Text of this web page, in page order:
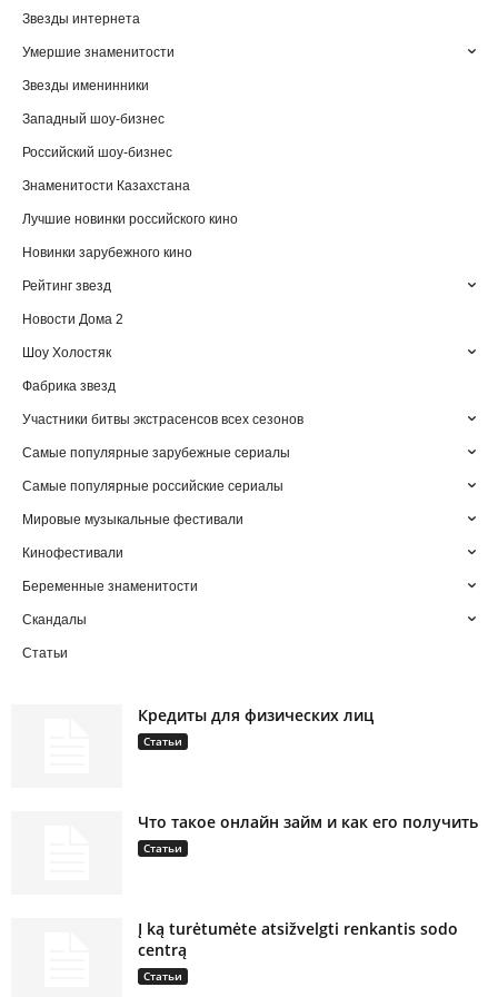
Звезды интернета
Умершие знаменитости
Звезды именинники
Западный шоу-бизнес
Российский шоу-бизнес
Знаменитости Казахстана
Лучшие новинки российского кино
Новинки зарубежного кино
Рейтинг звезд
Новости Дома 2
Шоу Холостяк
Фабрика звезд
Участники битвы экстрасенсов всех сезонов
Самые популярные зарубежные сериалы
Самые популярные российские сериалы
Мировые музыкальные фестивали
Кинофестивали
Беременные знаменитости
Скандалы
Статьи
Кредиты для физических лиц
Статьи
Что такое онлайн займ и как его получить
Статьи
Į ką turėtumėte atsižvelgti renkantis sodo
centrą
Статьи